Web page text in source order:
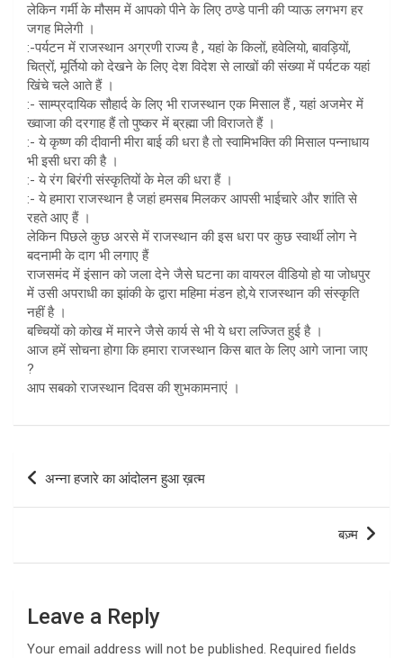
लेकिन गर्मी के मौसम में आपको पीने के लिए ठण्डे पानी की प्याऊ लगभग हर
जगह मिलेगी ।
:-पर्यटन में राजस्थान अग्रणी राज्य है , यहां के किलों, हवेलियो, बावड़ियों,
चित्रों, मूर्तियो को देखने के लिए देश विदेश से लाखों की संख्या में पर्यटक यहां
खिंचे चले आते हैं ।
:- साम्प्रदायिक सौहार्द के लिए भी राजस्थान एक मिसाल हैं , यहां अजमेर में
ख्वाजा की दरगाह हैं तो पुष्कर में ब्रह्मा जी विराजते हैं ।
:- ये कृष्ण की दीवानी मीरा बाई की धरा है तो स्वामिभक्ति की मिसाल पन्नाधाय
भी इसी धरा की है ।
:- ये रंग बिरंगी संस्कृतियों के मेल की धरा हैं ।
:- ये हमारा राजस्थान है जहां हमसब मिलकर आपसी भाईचारे और शांति से
रहते आए हैं ।
लेकिन पिछले कुछ अरसे में राजस्थान की इस धरा पर कुछ स्वार्थी लोग ने
बदनामी के दाग भी लगाए हैं
राजसमंद में इंसान को जला देने जैसे घटना का वायरल वीडियो हो या जोधपुर
में उसी अपराधी का झांकी के द्वारा महिमा मंडन हो,ये राजस्थान की संस्कृति
नहीं है ।
बच्चियों को कोख में मारने जैसे कार्य से भी ये धरा लज्जित हुई है ।
आज हमें सोचना होगा कि हमारा राजस्थान किस बात के लिए आगे जाना जाए
?
आप सबको राजस्थान दिवस की शुभकामनाएं ।
Post
अन्ना हजारे का आंदोलन हुआ ख़त्म
बज़्म
Leave a Reply
Your email address will not be published. Required fields